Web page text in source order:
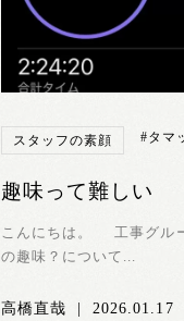
スタッフの素顔 #タマ
趣味って難しい
こんにちは。 工事グル
の趣味？について...
高橋直哉 | 2026.01.17